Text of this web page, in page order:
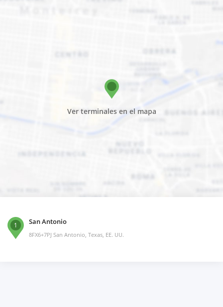
Ver terminales en el mapa
1 San Antonio
8FX6+7PJ San Antonio, Texas, EE. UU.